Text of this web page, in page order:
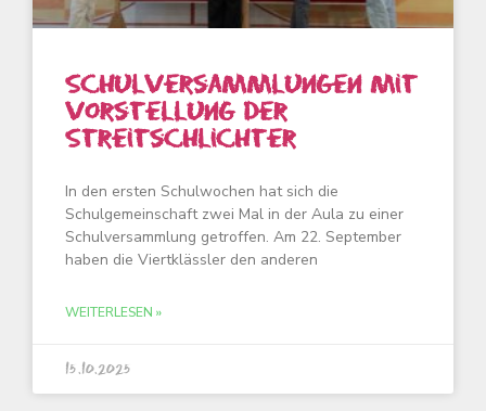
Schulversammlungen mit
Vorstellung der
Streitschlichter
In den ersten Schulwochen hat sich die
Schulgemeinschaft zwei Mal in der Aula zu einer
Schulversammlung getroffen. Am 22. September
haben die Viertklässler den anderen
WEITERLESEN »
15.10.2025